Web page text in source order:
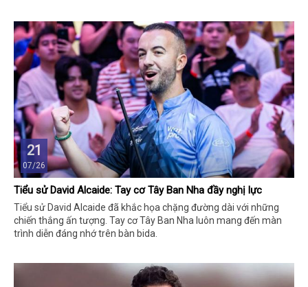
21
07/26
Tiểu sử David Alcaide: Tay cơ Tây Ban Nha đầy nghị lực
Tiểu sử David Alcaide đã khắc họa chặng đường dài với những
chiến thắng ấn tượng. Tay cơ Tây Ban Nha luôn mang đến màn
trình diễn đáng nhớ trên bàn bida.